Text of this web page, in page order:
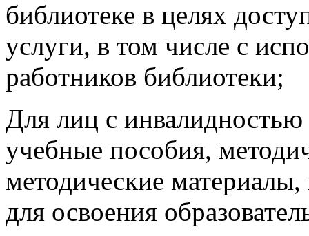
библиотеке в целях
услуги, в том числе с
работников библиотеки;
Для лиц с
учебные пособия,
методические
для освоения